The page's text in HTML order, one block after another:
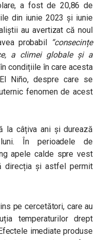
a fost de 20,86 de
din iunie 2023 și iunie
au avertizat că noul
probabil “consecințe
a climei globale și a
condițiile în care acesta
Niño, despre care se
fenomen de acest
la câțiva ani și durează
În perioadele de
apele calde spre vest
direcția și astfel permit
pe cercetători, care au
temperaturilor drept
imediate produse